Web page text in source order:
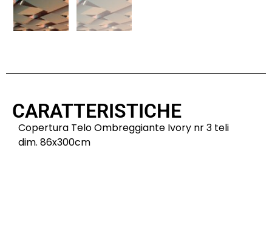
CARATTERISTICHE
Copertura Telo Ombreggiante Ivory nr 3 teli
dim. 86x300cm